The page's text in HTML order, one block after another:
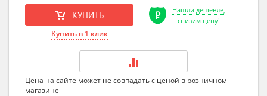
КУПИТЬ
Купить в 1 клик
Нашли дешевле,
снизим цену!
Цена на сайте может не совпадать с ценой в розничном
магазине